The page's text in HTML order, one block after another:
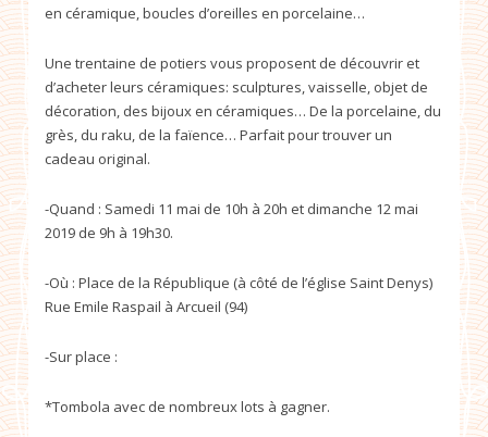
en céramique, boucles d’oreilles en porcelaine…
Une trentaine de potiers vous proposent de découvrir et
d’acheter leurs céramiques: sculptures, vaisselle, objet de
décoration, des bijoux en céramiques… De la porcelaine, du
grès, du raku, de la faïence… Parfait pour trouver un
cadeau original.
-Quand : Samedi 11 mai de 10h à 20h et dimanche 12 mai
2019 de 9h à 19h30.
-Où : Place de la République (à côté de l’église Saint Denys)
Rue Emile Raspail à Arcueil (94)
-Sur place :
*Tombola avec de nombreux lots à gagner.